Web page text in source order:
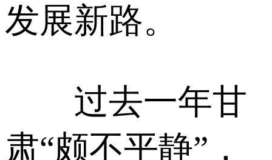
发展新路。
过去一年甘
肃“颇不平静”，